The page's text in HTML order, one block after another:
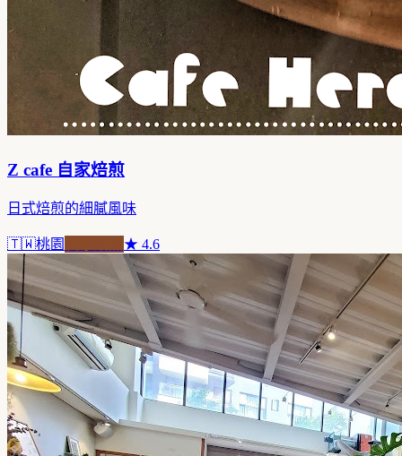
Z cafe 自家焙煎
日式焙煎的細膩風味
🇹🇼桃園 ★ 4.6